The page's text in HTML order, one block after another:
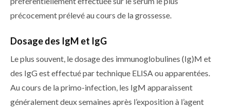
précocement prélevé au cours de la grossesse.
Dosage des IgM et IgG
Le plus souvent, le dosage des immunoglobulines (Ig)M et
des IgG est effectué par technique ELISA ou apparentées.
Au cours de la primo-infection, les IgM apparaissent
généralement deux semaines après l’exposition à l’agent